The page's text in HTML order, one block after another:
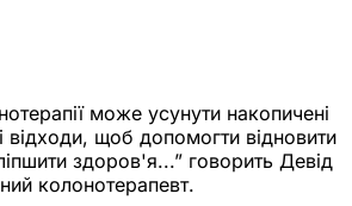
може усунути накопичені
відходи, щоб допомогти відновити
здоров'я...” говорить Девід
колонотерапевт.